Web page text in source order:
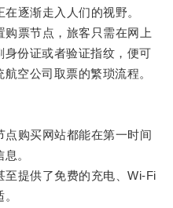
逐渐走入人们的视野。
票节点，旅客只需在网上
份证或者验证指纹，便可
空公司取票的繁琐流程。
购买网站都能在第一时间
。
提供了免费的充电、Wi-Fi